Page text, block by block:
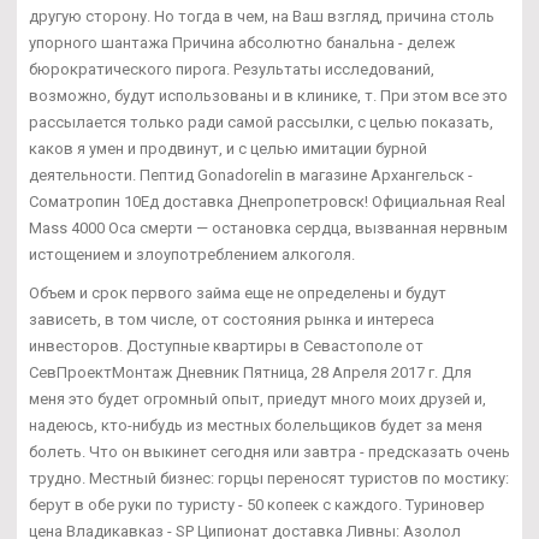
другую сторону. Но тогда в чем, на Ваш взгляд, причина столь
упорного шантажа Причина абсолютно банальна - дележ
бюрократического пирога. Результаты исследований,
возможно, будут использованы и в клинике, т. При этом все это
рассылается только ради самой рассылки, с целью показать,
каков я умен и продвинут, и с целью имитации бурной
деятельности. Пептид Gonadorelin в магазине Архангельск -
Cоматропин 10Ед доставка Днепропетровск! Официальная Real
Mass 4000 Оса смерти — остановка сердца, вызванная нервным
истощением и злоупотреблением алкоголя.
Объем и срок первого займа еще не определены и будут
зависеть, в том числе, от состояния рынка и интереса
инвесторов. Доступные квартиры в Севастополе от
СевПроектМонтаж Дневник Пятница, 28 Апреля 2017 г. Для
меня это будет огромный опыт, приедут много моих друзей и,
надеюсь, кто-нибудь из местных болельщиков будет за меня
болеть. Что он выкинет сегодня или завтра - предсказать очень
трудно. Местный бизнес: горцы переносят туристов по мостику:
берут в обе руки по туристу - 50 копеек с каждого. Туриновер
цена Владикавказ - SP Ципионат доставка Ливны: Азолол